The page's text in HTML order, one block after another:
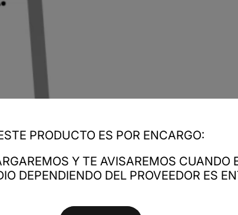
PRODUCTO ES POR ENCARGO:
Y TE AVISAREMOS CUANDO
DEPENDIENDO DEL PROVEEDOR ES